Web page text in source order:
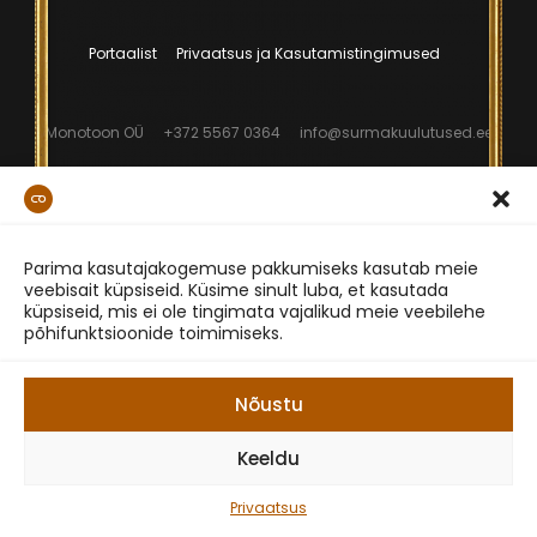
Parima kasutajakogemuse pakkumiseks kasutab meie
veebisait küpsiseid. Küsime sinult luba, et kasutada
küpsiseid, mis ei ole tingimata vajalikud meie veebilehe
põhifunktsioonide toimimiseks.
Nõustu
Keeldu
Privaatsus
Portaalist Privaatsus ja Kasutamistingimused
Monotoon OÜ +372 5567 0364 info@surmakuulutused.ee